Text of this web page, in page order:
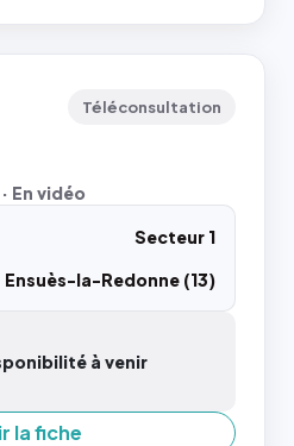
Téléconsultation
En vidéo
Secteur 1
Ensuès-la-Redonne (13)
à venir
la fiche